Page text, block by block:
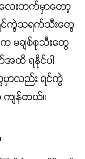
လေးဘက်မှာတော့
င်ကွဲသရက်သီးတွေ
က မချစ်စုသီးတွေ
ထိ ရနိုင်ပါ
ာလည်း ရင်ကွဲ
ကျန်တယ်။